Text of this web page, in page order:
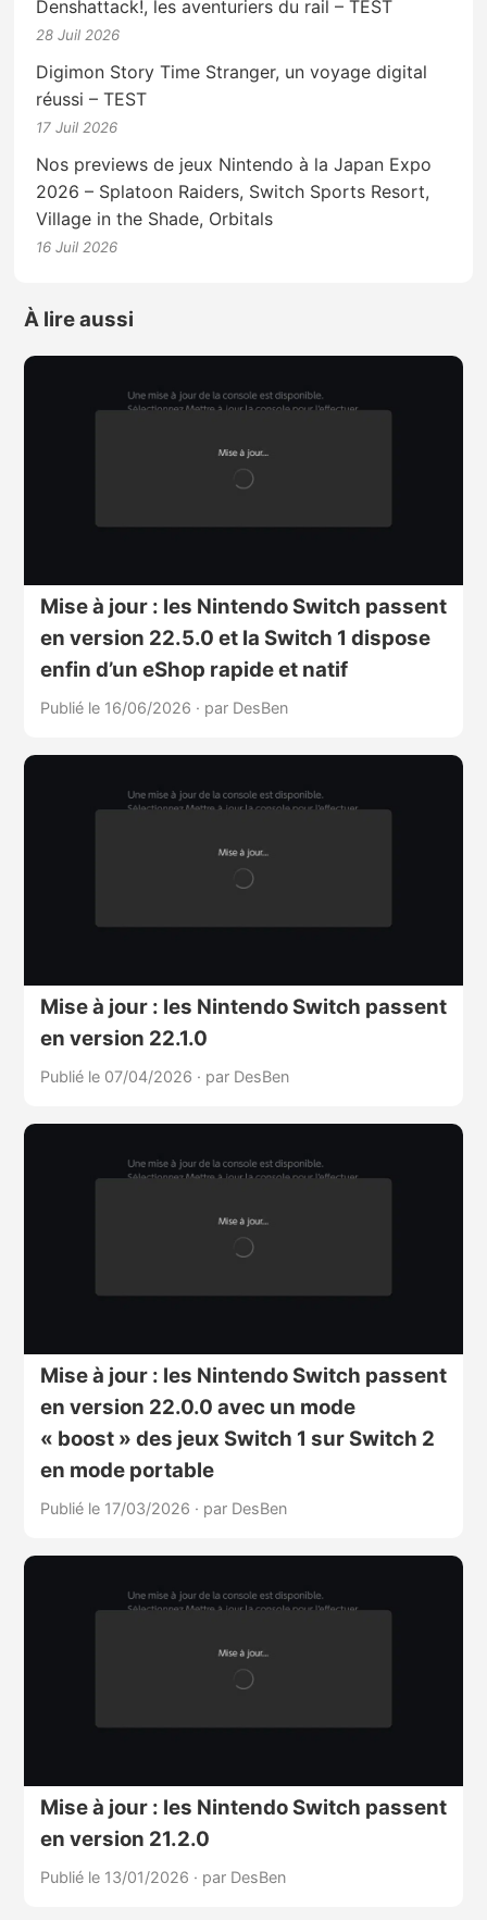
Denshattack!, les aventuriers du rail – TEST
28 Juil 2026
Digimon Story Time Stranger, un voyage digital
réussi – TEST
17 Juil 2026
Nos previews de jeux Nintendo à la Japan Expo
2026 – Splatoon Raiders, Switch Sports Resort,
Village in the Shade, Orbitals
16 Juil 2026
À lire aussi
Mise à jour : les Nintendo Switch passent
en version 22.5.0 et la Switch 1 dispose
enfin d’un eShop rapide et natif
Publié le 16/06/2026 · par DesBen
Mise à jour : les Nintendo Switch passent
en version 22.1.0
Publié le 07/04/2026 · par DesBen
Mise à jour : les Nintendo Switch passent
en version 22.0.0 avec un mode
« boost » des jeux Switch 1 sur Switch 2
en mode portable
Publié le 17/03/2026 · par DesBen
Mise à jour : les Nintendo Switch passent
en version 21.2.0
Publié le 13/01/2026 · par DesBen